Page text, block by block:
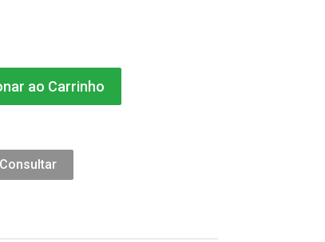
ao Carrinho
Consultar